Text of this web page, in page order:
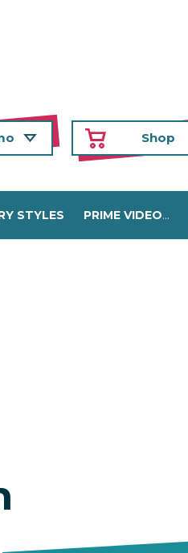
Shop
STYLES PRIME VIDEO